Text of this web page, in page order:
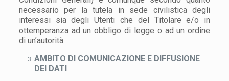
necessario per la tutela in sede civilistica degli
interessi sia degli Utenti che del Titolare e/o in
ottemperanza ad un obbligo di legge o ad un ordine
di un’autorità.
AMBITO DI COMUNICAZIONE E DIFFUSIONE
DEI DATI